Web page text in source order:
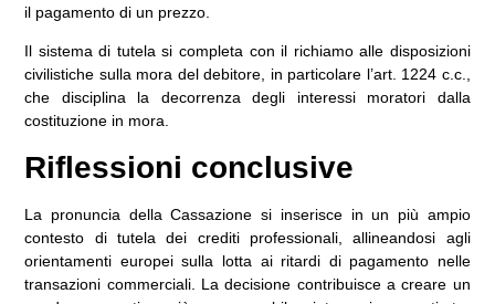
il pagamento di un prezzo.
Il sistema di tutela si completa con il richiamo alle disposizioni
civilistiche sulla mora del debitore, in particolare l’art. 1224 c.c.,
che disciplina la decorrenza degli interessi moratori dalla
costituzione in mora.
Riflessioni conclusive
La pronuncia della Cassazione si inserisce in un più ampio
contesto di tutela dei crediti professionali, allineandosi agli
orientamenti europei sulla lotta ai ritardi di pagamento nelle
transazioni commerciali. La decisione contribuisce a creare un